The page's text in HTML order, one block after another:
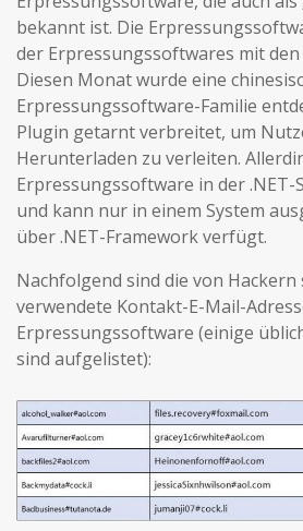
bekannt ist. Die
der Erpressungssoftwares mit
Diesen Monat wurde eine
Erpressungssoftware-Familie
Plugin getarnt verbreitet, um
Herunterladen zu verleiten.
Erpressungssoftware in der .NET-
und kann nur in einem System
über .NET-Framework verfügt.
Nachfolgend sind die von
verwendete Kontakt-E-Mail-
Erpressungssoftware (einige
sind aufgelistet):